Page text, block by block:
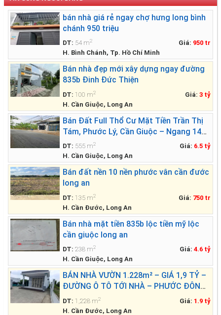
bán nhà giá rẻ ngay chợ hưng long bình
chánh 950 triệu
DT: 54 m2 Giá: 950 tr
H. Bình Chánh, Tp. Hồ Chí Minh
Bán nhà đẹp mới xây dựng ngay đường
835b Đinh Đức Thiện
DT: 100 m2 Giá: 3 tỷ
H. Cần Giuộc, Long An
Bán Đất Full Thổ Cư Mặt Tiền Trần Thị
Tám, Phước Lý, Cần Giuộc – Ngang 14m
Siêu Đẹp
DT: 555 m2 Giá: 6.5 tỷ
H. Cần Giuộc, Long An
Bán đất nền 10 nền phước vân cần đước
long an
DT: 135 m2 Giá: 750 tr
H. Cần Đước, Long An
Bán nhà mặt tiền 835b lộc tiền mỹ lộc
cần giuộc long an
DT: 238 m2 Giá: 4.6 tỷ
H. Cần Giuộc, Long An
BÁN NHÀ VƯỜN 1.228m² – GIÁ 1,9 TỶ –
ĐƯỜNG Ô TÔ TỚI NHÀ – PHƯỚC ĐÔNG,
CẦN ĐƯỚC
DT: 1,228 m2 Giá: 1.9 tỷ
H. Cần Đước, Long An